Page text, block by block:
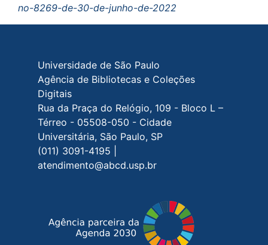
no-8269-de-30-de-junho-de-2022
Rodapé do site
Universidade de São Paulo
Agência de Bibliotecas e Coleções
Digitais
Rua da Praça do Relógio, 109 - Bloco L –
Térreo - 05508-050 - Cidade
Universitária, São Paulo, SP
(011) 3091-4195 |
atendimento@abcd.usp.br